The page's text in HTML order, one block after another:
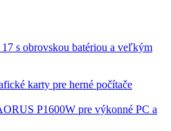
s obrovskou batériou a veľkým
karty pre herné počítače
P1600W pre výkonné PC a